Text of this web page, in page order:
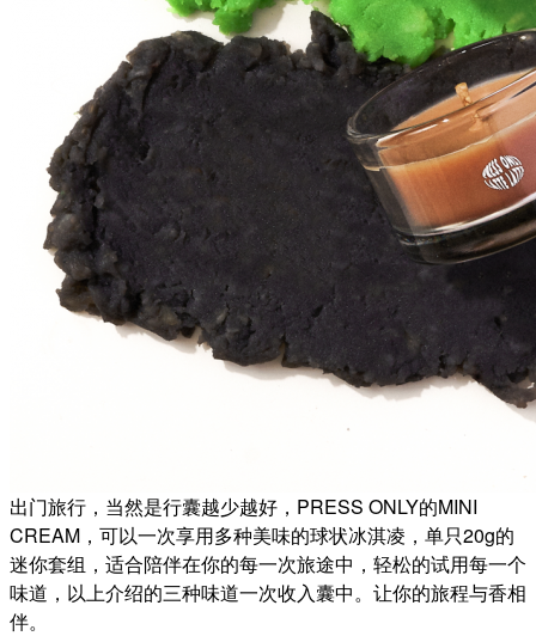
出门旅行，当然是行囊越少越好，PRESS ONLY的MINI
CREAM，可以一次享用多种美味的球状冰淇凌，单只20g的
迷你套组，适合陪伴在你的每一次旅途中，轻松的试用每一个
味道，以上介绍的三种味道一次收入囊中。让你的旅程与香相
伴。